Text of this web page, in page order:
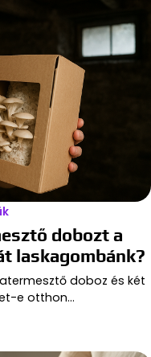
dobozt a
laskagombánk?
doboz és két
e otthon…